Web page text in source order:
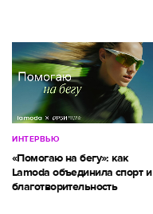
ИНТЕРВЬЮ
«Помогаю на бегу»: как
Lamoda объединила спорт и
благотворительность